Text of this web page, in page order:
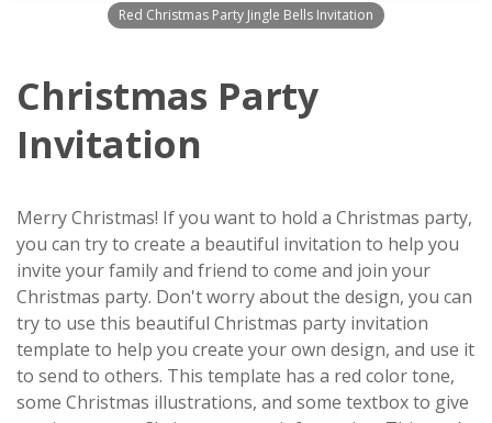
Red Christmas Party Jingle Bells Invitation
Christmas Party
Invitation
Merry Christmas! If you want to hold a Christmas party,
you can try to create a beautiful invitation to help you
invite your family and friend to come and join your
Christmas party. Don't worry about the design, you can
try to use this beautiful Christmas party invitation
template to help you create your own design, and use it
to send to others. This template has a red color tone,
some Christmas illustrations, and some textbox to give